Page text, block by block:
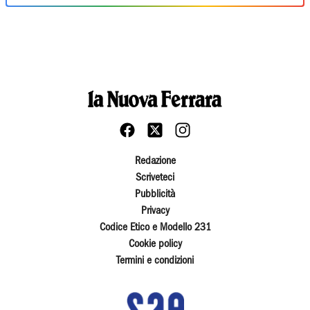
Redazione
Scriveteci
Pubblicità
Privacy
Codice Etico e Modello 231
Cookie policy
Termini e condizioni